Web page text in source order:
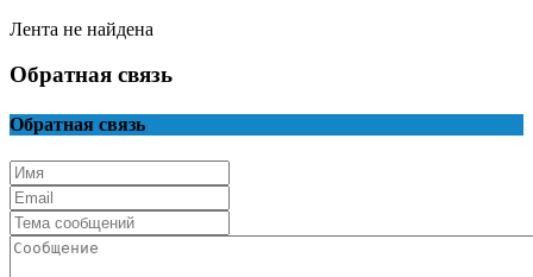
Лента не найдена
Обратная связь
Обратная связь